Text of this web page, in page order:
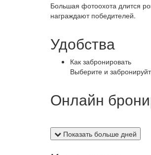
Большая фотоохота длится
награждают победителей.
Удобства
Как забронировать
Выберите и
Онлайн
Показать больше дней